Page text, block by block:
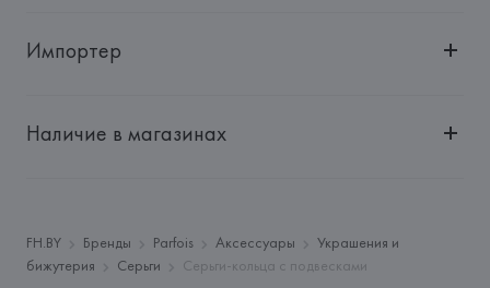
Импортер
"БелВиринея"
Адрес:
ПОРТУГАЛИЯ, Barata & Ramilo, S.A., Rua do Sistelo,
Lugar de Santegãos. 4435-429 Rio Tinto,
Наличие в магазинах
FH.BY Бренды Parfois Аксессуары
Украшения и
бижутерия
Серьги Серьги-кольца с подвесками